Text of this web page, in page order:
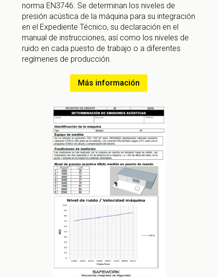
norma EN3746. Se determinan los niveles de
presión acústica de la máquina para su integración
en el Expediente Técnico, su declaración en el
manual de instrucciones, así como los niveles de
ruido en cada puesto de trabajo o a diferentes
regímenes de producción.
Más información